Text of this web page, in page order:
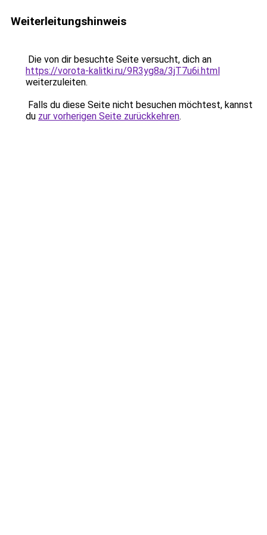
Weiterleitungshinweis
Die von dir besuchte Seite versucht, dich an
https://vorota-kalitki.ru/9R3yg8a/3jT7u6i.html
weiterzuleiten.
Falls du diese Seite nicht besuchen möchtest, kannst
du zur vorherigen Seite zurückkehren.